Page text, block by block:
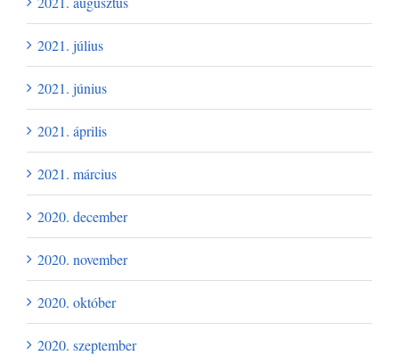
2021. július
2021. június
2021. április
2021. március
2020. december
2020. november
2020. október
2020. szeptember